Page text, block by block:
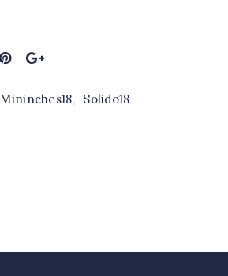
Mininches18, Solido18